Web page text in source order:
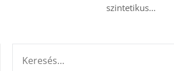
szintetikus…